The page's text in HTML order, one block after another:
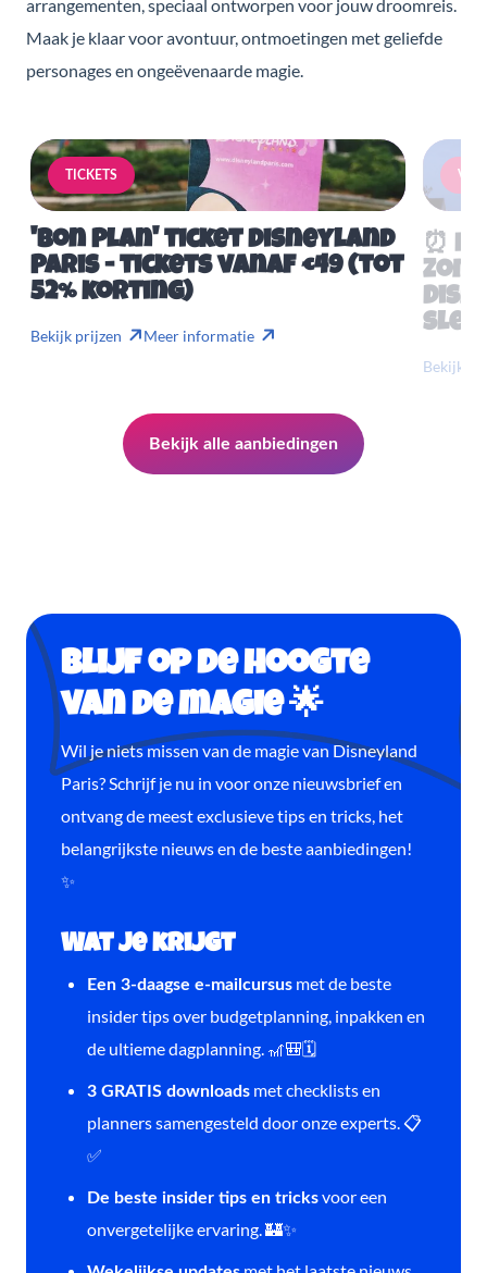
arrangementen, speciaal ontworpen voor jouw droomreis.
Maak je klaar voor avontuur, ontmoetingen met geliefde
personages en ongeëvenaarde magie.
TICKETS
'Bon Plan' ticket Disneyland
Paris - tickets vanaf €49 (tot
52% korting)
Bekijk prijzen Meer informatie
⏰
Bekijk
Bekijk alle aanbiedingen
Blijf op de hoogte
van de magie 🌟
Wil je niets missen van de magie van Disneyland
Paris? Schrijf je nu in voor onze nieuwsbrief en
ontvang de meest exclusieve tips en tricks, het
belangrijkste nieuws en de beste aanbiedingen!
✨
Wat je krijgt
Een 3-daagse e-mailcursus met de beste
insider tips over budgetplanning, inpakken en
de ultieme dagplanning. 🎢🎒🗓️
3 GRATIS downloads met checklists en
planners samengesteld door onze experts. 📋
✅
De beste insider tips en tricksvoor een
onvergetelijke ervaring. 🏰✨